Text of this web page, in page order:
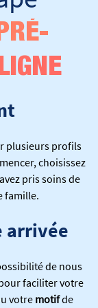
plusieurs profils
choisissez
pris soins de
famille.
arrivée
de nous
faciliter votre
votremotifde